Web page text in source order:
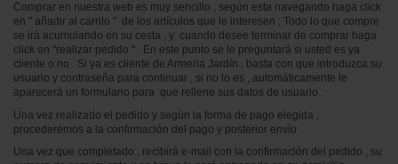
Comprar en nuestra web es muy sencillo , según esta navegando haga click
en " añadir al carrito " de los artículos que le interesen ; Todo lo que compre
se irá acumulando en su cesta , y cuando desee terminar de comprar haga
click en "realizar pedido " . En este punto se le preguntará si usted es ya
cliente o no . Si ya es cliente de Armeria Jardín , basta con que introduzca su
usuario y contraseña para continuar , si no lo es , automáticamente le
aparecerá un formulario para que rellene sus datos de usuario .
Una vez realizado el pedido y según la forma de pago elegida ,
procederemos a la confirmación del pago y posterior envío .
Una vez que completado , recibirá e-mail con la confirmación del pedido , su